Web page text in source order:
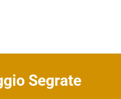
: Rb Multiservice
Segrate